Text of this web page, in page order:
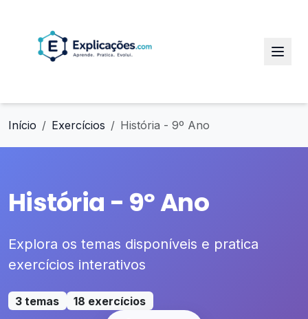
Início Exercícios História - 9º Ano
História - 9º Ano
Explora os temas disponíveis e pratica
exercícios interativos
3 temas 18 exercícios